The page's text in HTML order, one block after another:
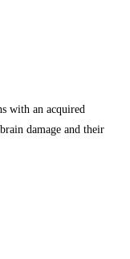
with an acquired
damage and their